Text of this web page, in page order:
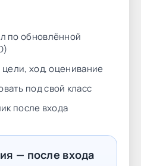
по обновлённой
цели, ход, оценивание
под свой класс
после входа
— после входа